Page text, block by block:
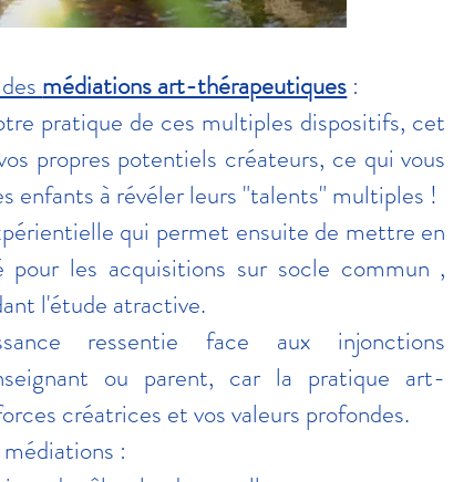
médiations art-thérapeutiques :
pratique de ces multiples dispositifs, cet
propres potentiels créateurs, ce qui vous
enfants à révéler leurs "talents" multiples !
qui permet ensuite de mettre en
pour les acquisitions sur socle commun ,
l'étude atractive.
ressentie face aux injonctions
ou parent, car la pratique art-
créatrices et vos valeurs profondes.
médiations :